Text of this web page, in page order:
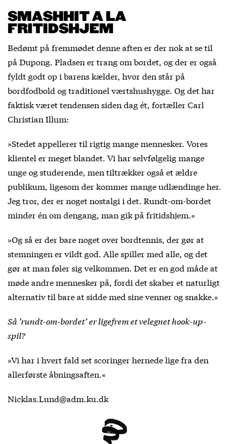
SMASHHIT A LA
FRITIDSHJEM
Bedømt på fremmødet denne aften er der nok at se til
på Dupong. Pladsen er trang om bordet, og der er også
fyldt godt op i barens kælder, hvor den står på
bordfodbold og traditionel værtshushygge. Og det har
faktisk været tendensen siden dag ét, fortæller Carl
Christian Illum:
»Stedet appellerer til rigtig mange mennesker. Vores
klientel er meget blandet. Vi har selvfølgelig mange
unge og studerende, men tiltrækker også et ældre
publikum, ligesom der kommer mange udlændinge her.
Jeg tror, der er noget nostalgi i det. Rundt-om-bordet
minder én om dengang, man gik på fritidshjem.«
»Og så er der bare noget over bordtennis, der gør at
stemningen er vildt god. Alle spiller med alle, og det
gør at man føler sig velkommen. Det er en god måde at
møde andre mennesker på, fordi det skaber et naturligt
alternativ til bare at sidde med sine venner og snakke.«
Så ’rundt-om-bordet’ er ligefrem et velegnet hook-up-
spil?
»Vi har i hvert fald set scoringer hernede lige fra den
allerførste åbningsaften.«
Nicklas.Lund@adm.ku.dk